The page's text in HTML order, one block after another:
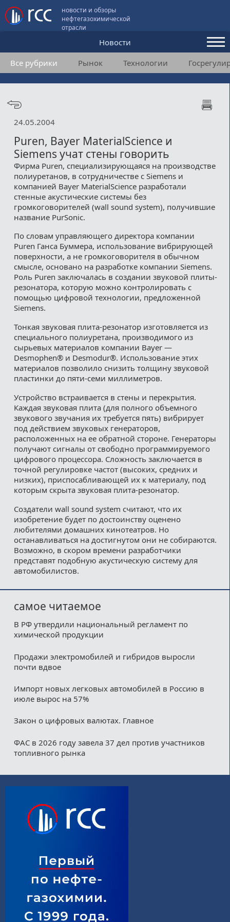
новости и обзоры
нефтегазохимической
отрасли
Новости
Аналитика и мнения
Конференции
Пользовательское соглашение
Медиакит
Контакты
Все рубрики Рынок Технологии
24.05.2004
Puren, Bayer MaterialScience и
Siemens учат стены говорить
Фирма Puren, специализирующаяся на производстве
полиуретанов, в сотрудничестве с Siemens и
компанией Bayer MaterialScience разработали
стенные акустические системы без
громкоговорителей (wall sound system), получившие
название PurSonic.
По словам управляющего директора компании
Puren Ганса Буммера, использование вибрирующей
поверхности, а не громкоговорителя в обычном
смысле, основано на разработке компании Siemens.
Роль Puren заключалась в создании звуковой плиты-
резонатора, которую можно контролировать с
помощью цифровой технологии, предложенной
Siemens.
Тонкая звуковая плита-резонатор изготовляется из
специального полиуретана, производимого из
сырьевых материалов компании Bayer —
Desmophen® и Desmodur®. Использование этих
материалов позволило снизить толщину звуковой
пластинки до пяти-семи миллиметров.
Устройство встраивается в стены и перекрытия.
Каждая звуковая плита (для полного объемного
звукового звучания их требуется пять) вибрирует
под действием звуковых генераторов,
расположенных на ее обратной стороне. Генераторы
получают сигналы от свободно программируемого
цифрового процессора. Сложность заключается в
точной регулировке частот (высоких, средних и
низких), приспосабливающей их к материалу, под
которым скрыта звуковая плита-резонатор.
Создатели wall sound system считают, что их
изобретение будет по достоинству оценено
любителями домашних кинотеатров. Но
останавливаться на достигнутом они не собираются.
Возможно, в скором времени разработчики
представят подобную акустическую систему для
автомобилистов.
самое читаемое
В РФ утвердили национальный регламент по
химической продукции
Продажи электромобилей и гибридов выросли
почти вдвое
Импорт новых легковых автомобилей в Россию в
июле вырос на 57%
Закон о цифровых валютах. Главное
ФАС в 2026 году завела 37 дел против участников
топливного рынка